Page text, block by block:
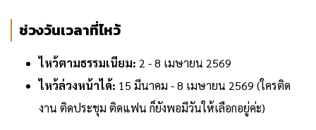
ช่วงวันเวลาที่ไหว้
ไหว้ตามธรรมเนียม: 2 - 8 เมษายน 2569
ไหว้ล่วงหน้าได้: 15 มีนาคม - 8 เมษายน 2569 (ใครติด
งาน ติดประชุม ติดแฟน ก็ยังพอมีวันให้เลือกอยู่ค่ะ)